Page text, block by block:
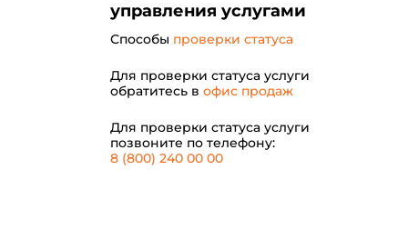
управления услугами
Способы проверки статуса
Для проверки статуса услуги
обратитесь в офис продаж
Для проверки статуса услуги
позвоните по телефону:
8 (800) 240 00 00